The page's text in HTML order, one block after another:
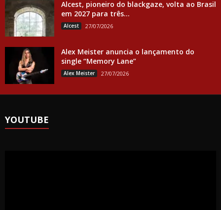
Alcest, pioneiro do blackgaze, volta ao Brasil
em 2027 para três...
Alcest 27/07/2026
Alex Meister anuncia o lançamento do
single “Memory Lane”
Alex Meister 27/07/2026
YOUTUBE